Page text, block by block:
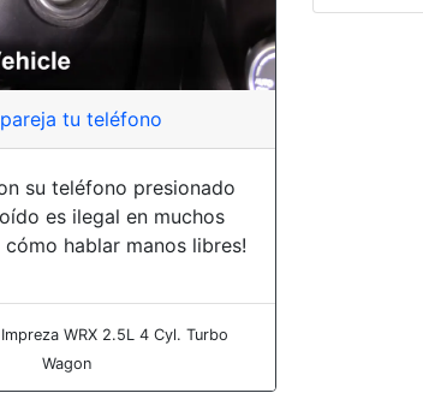
tu teléfono
su teléfono presionado
es ilegal en muchos
cómo hablar manos libres!
WRX 2.5L 4 Cyl. Turbo
Wagon